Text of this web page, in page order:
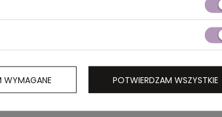
WYMAGANE POTWIERDZAM WSZYSTKIE